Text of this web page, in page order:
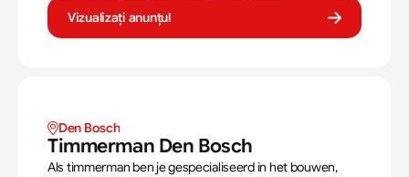
nieuwe daken leggen of bestaande daken vervangen.
Vizualizați anunțul
Den Bosch
Timmerman Den Bosch
Als timmerman ben je gespecialiseerd in het bouwen,